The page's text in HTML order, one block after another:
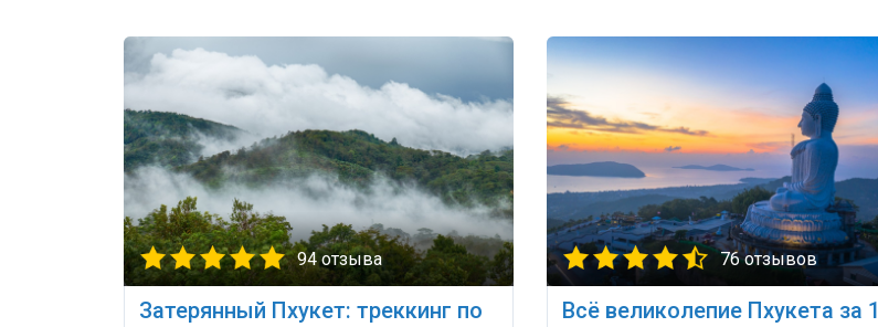
94 отзыва
Затерянный Пхукет: треккинг по
76 отзывов
Всё великолепие Пхукета за 1